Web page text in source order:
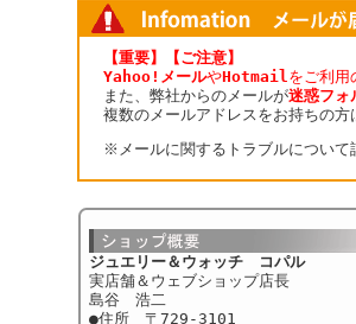
【重要】【ご注意】
Yahoo!メールやHotmailをご利用
また、弊社からのメールが迷惑フォ
複数のメールアドレスをお持ちの
※メールに関するトラブルについて
ジュエリー＆ウォッチ コパル
実店舗＆ウェブショップ店長
島谷 浩二
●住所 〒729-3101